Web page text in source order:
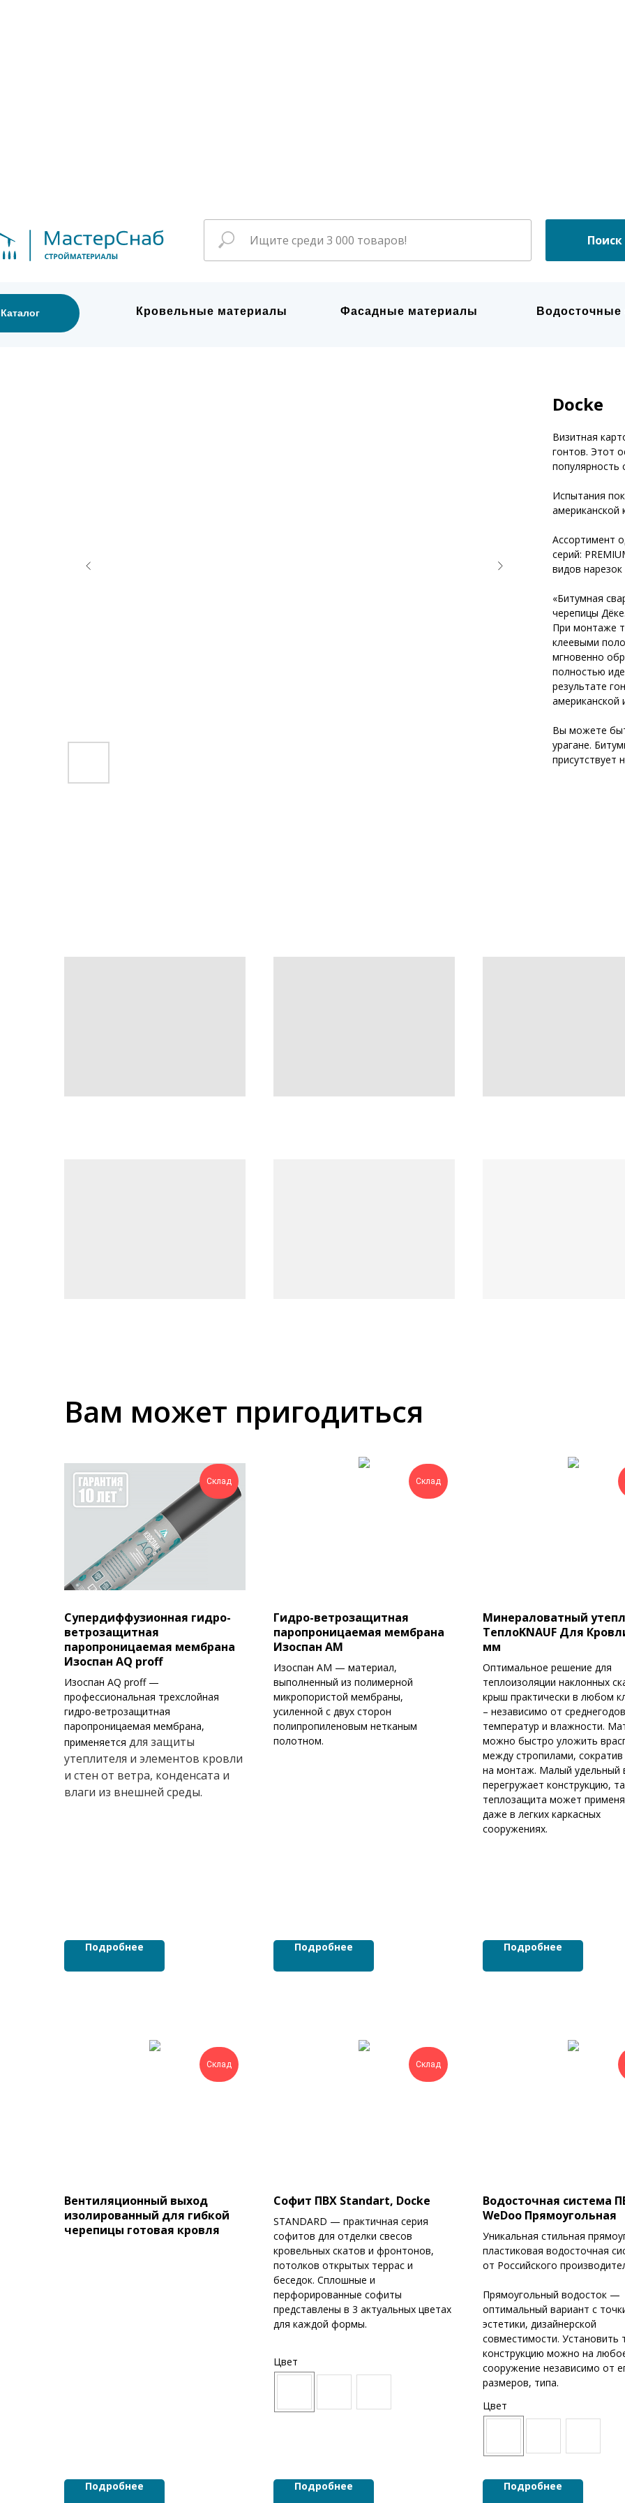
Поиск
Каталог Фасадные материалы
Кровельные материалы Водосточные
Docke
Визитная
гонтов. Этот
популярность
Испытания
американской
Ассортимент
серий:
видов
«Битумная
черепицы Дёке.
При монтаже
клеевыми
мгновенно
полностью
результате
американской
Вы можете
урагане.
присутствует
Вам может пригодиться
Склад
Супердиффузионная гидро-
ветрозащитная
паропроницаемая мембрана
Изоспан AQ proff
Изоспан AQ proff —
профессиональная трехслойная
гидро-ветрозащитная
паропроницаемая мембрана,
применяется для защиты
утеплителя и элементов кровли
и стен от ветра, конденсата и
влаги из внешней среды.
Подробнее
Склад
Гидро-ветрозащитная
паропроницаемая мембрана
Изоспан AM
Изоспан AМ — материал,
выполненный из полимерной
микропористой мембраны,
усиленной с двух сторон
полипропиленовым нетканым
полотном.
Подробнее
Минераловатный
ТеплоKNAUF Для
мм
Оптимальное решение для
теплоизоляции наклонных
крыш практически в любом
– независимо от
температур и влажности.
можно быстро уложить
между стропилами,
на монтаж. Малый удельный
перегружает конструкцию,
теплозащита может
даже в легких каркасных
сооружениях.
Подробнее
Склад
Вентиляционный выход
изолированный для гибкой
черепицы готовая кровля
Подробнее
Склад
Софит ПВХ Standart, Docke
STANDARD — практичная серия
софитов для отделки свесов
кровельных скатов и фронтонов,
потолков открытых террас и
беседок. Сплошные и
перфорированные софиты
представлены в 3 актуальных цветах
для каждой формы.
Цвет
Подробнее
Водосточная система
WeDoo Прямоугольная
Уникальная стильная
пластиковая водосточная
от Российского
Прямоугольный водосток —
оптимальный вариант с
эстетики, дизайнерской
совместимости. Установить
конструкцию можно на
сооружение независимо от
размеров, типа.
Цвет
Подробнее